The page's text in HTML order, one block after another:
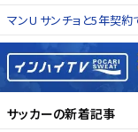
マンU サンチョと5年契
サッカーの新着記事